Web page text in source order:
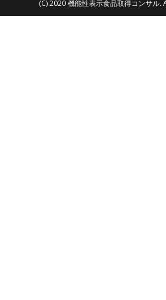
(C) 2020 機能性表示食品取得コンサル